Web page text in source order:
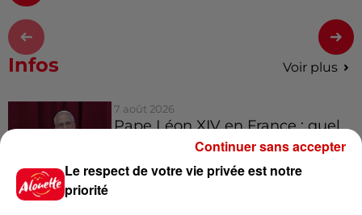
Infos Voir plus
7 août 2026
Pape Léon XIV en France : quel
est son programme ?
Le respect de votre vie privée est notre
priorité
Continuer sans accepter